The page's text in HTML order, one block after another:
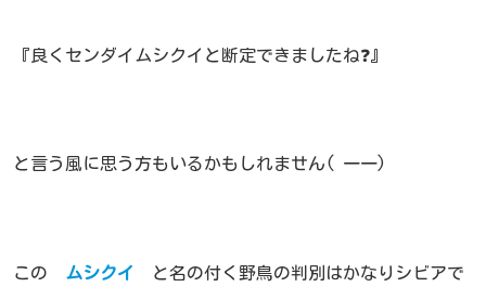
『良くセンダイムシクイと断定できましたね❓』
と言う風に思う方もいるかもしれません( 一一)
この ムシクイ
と名の付く野鳥の判別はかなりシビアで